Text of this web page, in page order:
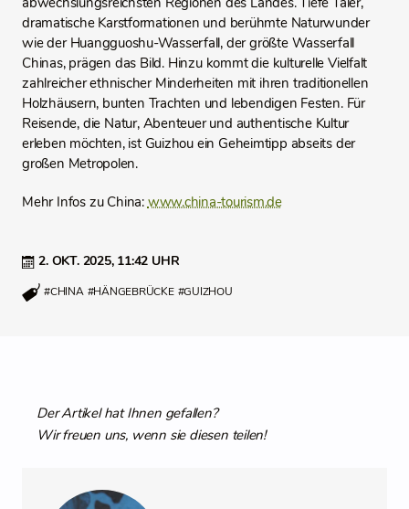
2. OKT. 2025, 11:42 UHR
#CHINA #HÄNGEBRÜCKE #GUIZHOU
dramatische Karstformationen und berühmte Naturwunder
wie der Huangguoshu-Wasserfall, der größte Wasserfall
Chinas, prägen das Bild. Hinzu kommt die kulturelle Vielfalt
zahlreicher ethnischer Minderheiten mit ihren traditionellen
Holzhäusern, bunten Trachten und lebendigen Festen. Für
Reisende, die Natur, Abenteuer und authentische Kultur
erleben möchten, ist Guizhou ein Geheimtipp abseits der
großen Metropolen.
Mehr Infos zu China:www.china-tourism.de
Der Artikel hat Ihnen gefallen?
Wir freuen uns, wenn sie diesen teilen!